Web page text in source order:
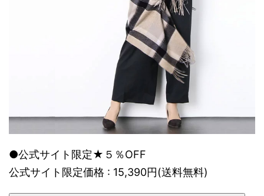
●公式サイト限定★５％OFF
公式サイト限定価格 : 15,390円(送料無料)